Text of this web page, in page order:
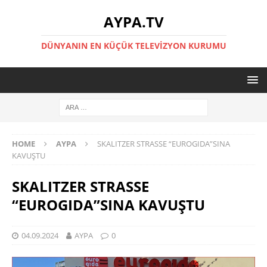
AYPA.TV
DÜNYANIN EN KÜÇÜK TELEVIZYON KURUMU
HOME AYPA
SKALITZER STRASSE “EUROGIDA”SINA
KAVUŞTU
SKALITZER STRASSE
“EUROGIDA”SINA KAVUŞTU
04.09.2024 AYPA 0